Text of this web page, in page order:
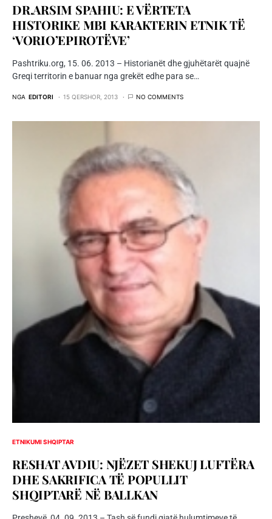
DR.ARSIM SPAHIU: E VËRTETA
HISTORIKE MBI KARAKTERIN ETNIK TË
‘VORIO’EPIROTËVE’
Pashtriku.org, 15. 06. 2013 – Historianët dhe gjuhëtarët quajnë
Greqi territorin e banuar nga grekët edhe para se…
NGA EDITORI 15 QERSHOR, 2013 NO COMMENTS
ETNIKUMI SHQIPTAR
RESHAT AVDIU: NJËZET SHEKUJ LUFTËRA
DHE SAKRIFICA TË POPULLIT
SHQIPTARË NË BALLKAN